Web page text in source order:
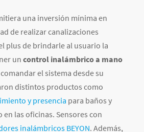
una inversión mínima en
de realizar canalizaciones
plus de brindarle al usuario la
un control inalámbrico a mano
el sistema desde su
distintos productos como
y presencia para baños y
en las oficinas. Sensores con
inalámbricos BEYON. Además,